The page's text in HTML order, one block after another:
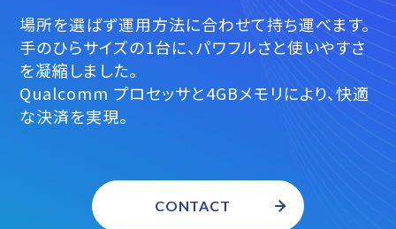
場所を選ばず運用方法に合わせて持ち運べます。
手のひらサイズの1台に、パワフルさと使いやすさ
を凝縮しました。
Qualcomm プロセッサと4GBメモリにより、快適
な決済を実現。
CONTACT